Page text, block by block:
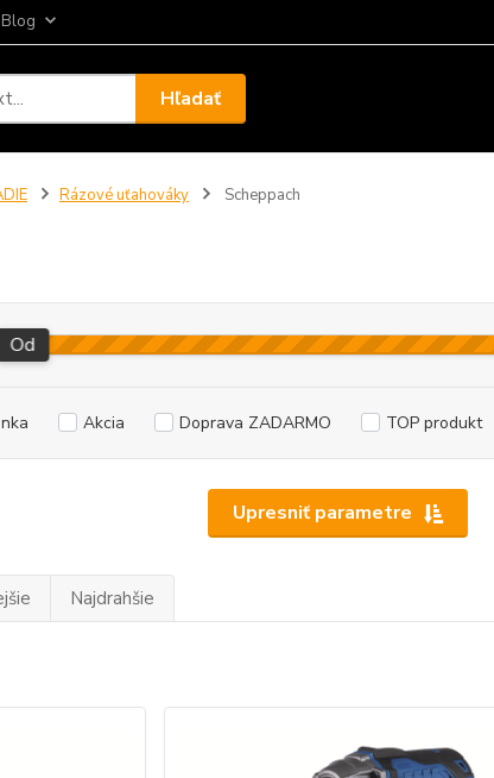
Blog
Hľadať
Rázové uťahováky Scheppach
Upresniť parametre
Od
Akcia Doprava ZADARMO TOP produkt
Najdrahšie